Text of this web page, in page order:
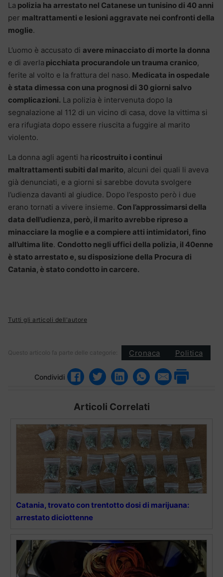
La polizia ha arrestato nel Catanese un tunisino di 40 anni
per maltrattamenti e lesioni aggravate nei confronti della
moglie.
L’uomo è accusato di avere minacciato di morte la donna
e di averla picchiata procurandole un trauma cranico,
ferite al volto e la frattura del naso. Medicata in ospedale
è stata dimessa con una prognosi di 30 giorni salvo
complicazioni. La polizia è intervenuta dopo la
segnalazione al 112 di un vicino di casa, dove la vittima si
era rifugiata dopo essere riuscita a fuggire al marito
violento.
La donna agli agenti ha ricostruito i continui
maltrattamenti subiti dal marito, alcuni dei quali li aveva
già denunciati, e a giorni si sarebbe dovuta svolgere
l’udienza davanti al giudice. Dopo l’esposto però i due
erano tornati a vivere insieme. Con l’approssimarsi della
data dell’udienza, però, il marito avrebbe ripreso a
minacciare la moglie e a compiere atti intimidatori, fino
all’ultima lite. Condotto negli uffici della polizia, il 40enne
è stato arrestato e, su disposizione della Procura di
Catania, è stato condotto in carcere.
Tutti gli articoli dell'autore
Questo articolo fa parte delle categorie: Cronaca Politica
Condividi
Articoli Correlati
Catania, trovato con trentotto dosi di marijuana:
arrestato diciottenne